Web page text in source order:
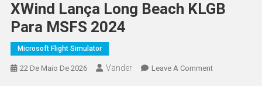
XWind Lança Long Beach KLGB
Para MSFS 2024
Microsoft Flight Simulator
22 De Maio De 2026 Vander Leave A CommentOn